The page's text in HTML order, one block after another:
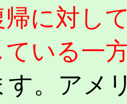
に対し
いる一
す。アメ